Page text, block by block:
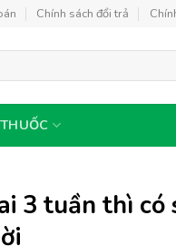
Chính sách đổi trả
THUỐC
3 tuần thì có